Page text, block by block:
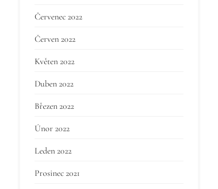
Červenec 2022
Červen 2022
Květen 2022
Duben 2022
Březen 2022
Únor 2022
Leden 2022
Prosinec 2021